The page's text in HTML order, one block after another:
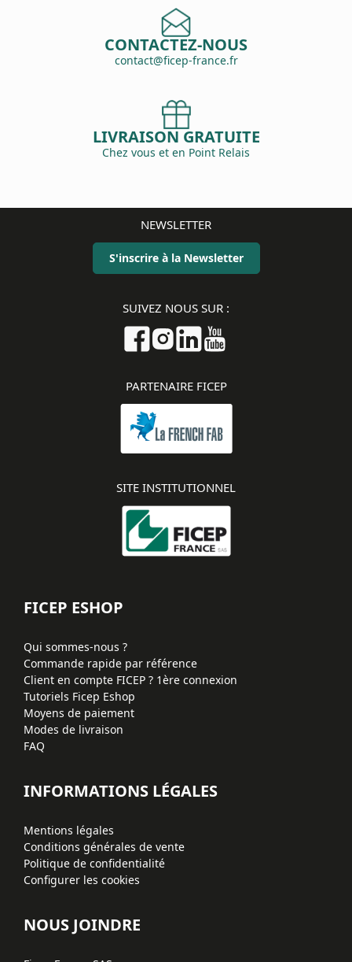
CONTACTEZ-NOUS
contact@ficep-france.fr
LIVRAISON GRATUITE
Chez vous et en Point Relais
NEWSLETTER
S'inscrire à la Newsletter
SUIVEZ NOUS SUR :
PARTENAIRE FICEP
SITE INSTITUTIONNEL
FICEP ESHOP
Qui sommes-nous ?
Commande rapide par référence
Client en compte FICEP ? 1ère connexion
Tutoriels Ficep Eshop
Moyens de paiement
Modes de livraison
FAQ
INFORMATIONS LÉGALES
Mentions légales
Conditions générales de vente
Politique de confidentialité
Configurer les cookies
NOUS JOINDRE